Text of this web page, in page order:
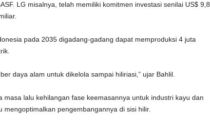
LG misalnya, telah memiliki komitmen investasi senilai US$ 9,8
pada 2035 digadang-gadang dapat memproduksi 4 juta
daya alam untuk dikelola sampai hiliriasi,” ujar Bahlil.
masa lalu kehilangan fase keemasannya untuk industri kayu dan
pengembangannya di sisi hilir.